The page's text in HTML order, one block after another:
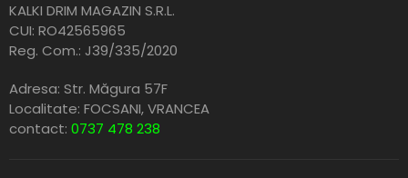
KALKI DRIM MAGAZIN S.R.L.
CUI: RO42565965
Reg. Com.: J39/335/2020
Adresa: Str. Măgura 57F
Localitate: FOCSANI,VRANCEA
contact: 0737 478 238